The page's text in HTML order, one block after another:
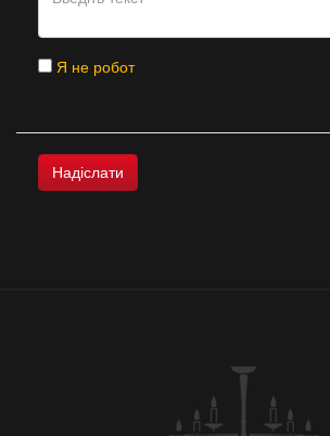
Я не робот